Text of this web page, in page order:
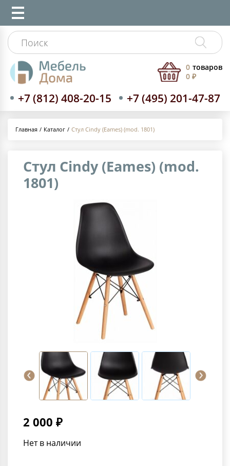
+7 (812) 408-20-15 +7 (495) 201-47-87
0 товаров
0 ₽
Главная Каталог Стул Cindy (Eames) (mod. 1801)
Стул Cindy (Eames) (mod.
1801)
2 000 ₽
Нет в наличии